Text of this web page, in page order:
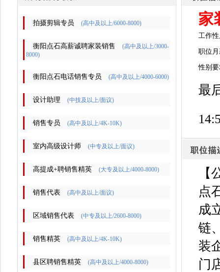
拍摄剪辑专员 (高中及以上/6000-8000)
衡阳点石高薪诚聘家装销售
(高中及以上/3000-
8000)
衡阳点石电话销售专员 (高中及以上/4000-6000)
设计助理 (中技及以上/面议)
销售专员 (高中及以上/4K-10K)
室内高级设计师 (中专及以上/面议)
高提成+聘销售精英 (大专及以上/4000-8000)
销售代表 (高中及以上/面议)
区域销售代表 (中专及以上/2600-8000)
销售精英 (高中及以上/4K-10K)
县区聘销售精英 (高中及以上/4000-8000)
家
工作
职位月
性别
最
【
点
成
链
装
门